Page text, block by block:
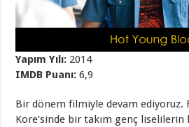
Yapım Yılı: 2014
IMDB Puanı: 6,9
Bir dönem filmiyle devam ediyoruz.
Kore’sinde bir takım genç liselilerin